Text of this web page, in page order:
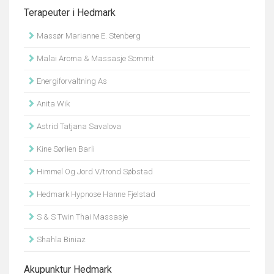
Terapeuter i Hedmark
Massør Marianne E. Stenberg
Malai Aroma & Massasje Sommit
Energiforvaltning As
Anita Wik
Astrid Tatjana Savalova
Kine Sørlien Barli
Himmel Og Jord V/trond Søbstad
Hedmark Hypnose Hanne Fjelstad
S & S Twin Thai Massasje
Shahla Biniaz
Akupunktur Hedmark